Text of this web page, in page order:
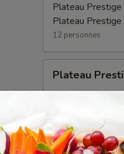
Plateau Prestige
Plateau
12 personnes
Prestige
végétarien
12
P
Plateau
4 fromages (600
croûtons/
recyclable: vous
Fromages fins: